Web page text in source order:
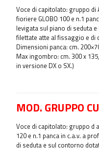
Voce di capitolato: gruppo
fioriere GLOBO 100 e n.1
levigata sul piano di seduta
filettate atte al fissaggio e di
Dimensioni panca: cm.
Max ingombro: cm. 300 x
in versione DX o SX.)
MOD. GRUPPO
Voce di capitolato: gruppo d
120 e n.1 panca in c.a.v. a
di seduta e sul contorno